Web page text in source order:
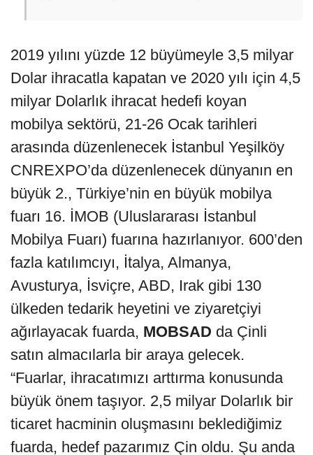
2019 yılını yüzde 12 büyümeyle 3,5 milyar
Dolar ihracatla kapatan ve 2020 yılı için 4,5
milyar Dolarlık ihracat hedefi koyan
mobilya sektörü, 21-26 Ocak tarihleri
arasında düzenlenecek İstanbul Yeşilköy
CNREXPO’da düzenlenecek dünyanın en
büyük 2., Türkiye’nin en büyük mobilya
fuarı 16. İMOB (Uluslararası İstanbul
Mobilya Fuarı) fuarına hazırlanıyor. 600’den
fazla katılımcıyı, İtalya, Almanya,
Avusturya, İsviçre, ABD, Irak gibi 130
ülkeden tedarik heyetini ve ziyaretçiyi
ağırlayacak fuarda, MOBSAD da Çinli
satın almacılarla bir araya gelecek.
“Fuarlar, ihracatımızı arttırma konusunda
büyük önem taşıyor. 2,5 milyar Dolarlık bir
ticaret hacminin oluşmasını beklediğimiz
fuarda, hedef pazarımız Çin oldu. Şu anda